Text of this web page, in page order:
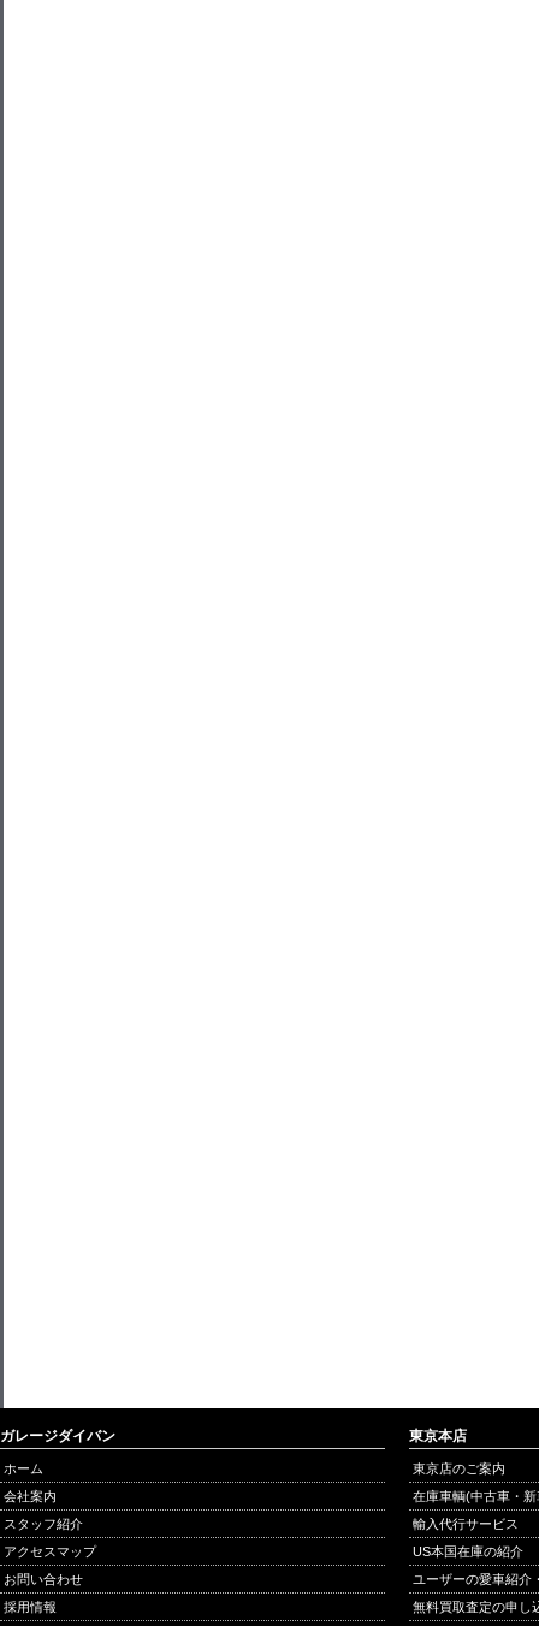
ガレージダイバン
ホーム
会社案内
スタッフ紹介
アクセスマップ
お問い合わせ
採用情報
東京本店
東京店のご案内
在庫車輌(中古車・
輸入代行サービス
US本国在庫の紹介
ユーザーの愛車紹介
無料買取査定の申し